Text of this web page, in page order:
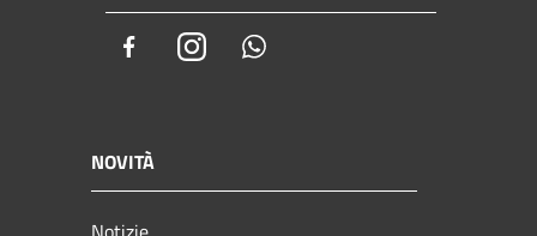
FacebookInstagram
NOVITÀ